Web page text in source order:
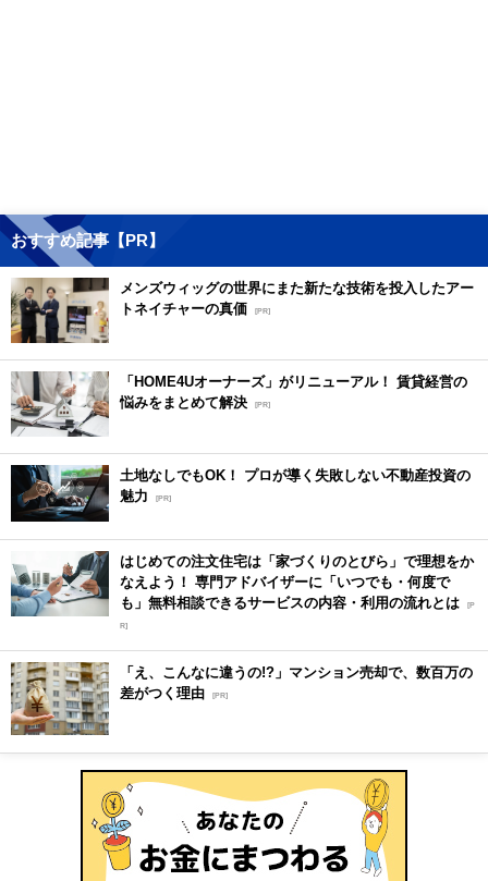
おすすめ記事【PR】
メンズウィッグの世界にまた新たな技術を投入したアー
トネイチャーの真価 [PR]
「HOME4Uオーナーズ」がリニューアル！ 賃貸経営の
悩みをまとめて解決 [PR]
土地なしでもOK！ プロが導く失敗しない不動産投資の
魅力
[PR]
はじめての注文住宅は「家づくりのとびら」で理想をか
なえよう！ 専門アドバイザーに「いつでも・何度で
も」無料相談できるサービスの内容・利用の流れとは [P
R]
「え、こんなに違うの!?」マンション売却で、数百万の
差がつく理由 [PR]